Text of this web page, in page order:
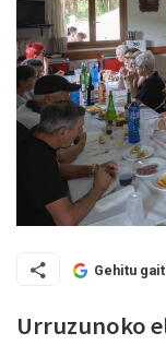
Gehitu
Urruzunoko